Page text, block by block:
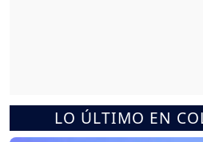
LO ÚLTIMO EN